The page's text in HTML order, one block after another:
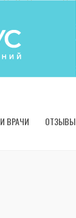
ВРАЧИ ОТЗЫВЫ